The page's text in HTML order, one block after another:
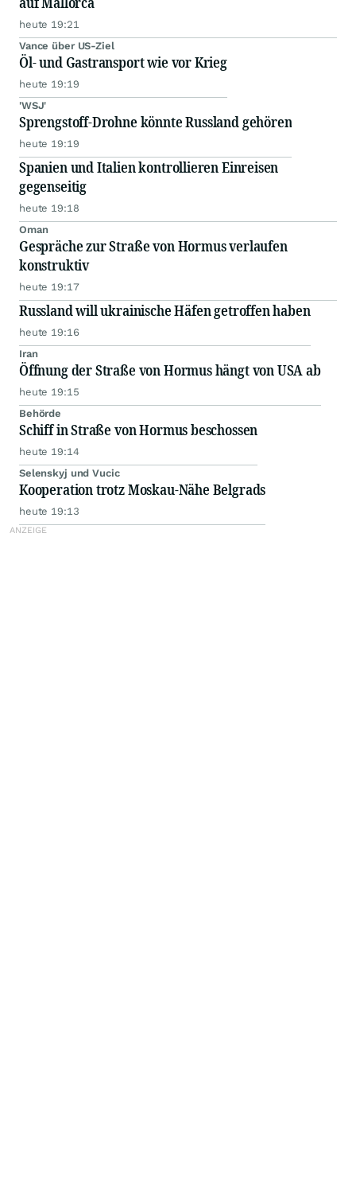
heute 19:21
Vance über US-Ziel
Öl- und Gastransport wie vor Krieg
heute 19:19
'WSJ'
Sprengstoff-Drohne könnte Russland gehören
heute 19:19
Spanien und Italien kontrollieren Einreisen
gegenseitig
heute 19:18
Oman
Gespräche zur Straße von Hormus verlaufen
konstruktiv
heute 19:17
Russland will ukrainische Häfen getroffen haben
heute 19:16
Iran
Öffnung der Straße von Hormus hängt von USA ab
heute 19:15
Behörde
Schiff in Straße von Hormus beschossen
heute 19:14
Selenskyj und Vucic
Kooperation trotz Moskau-Nähe Belgrads
heute 19:13